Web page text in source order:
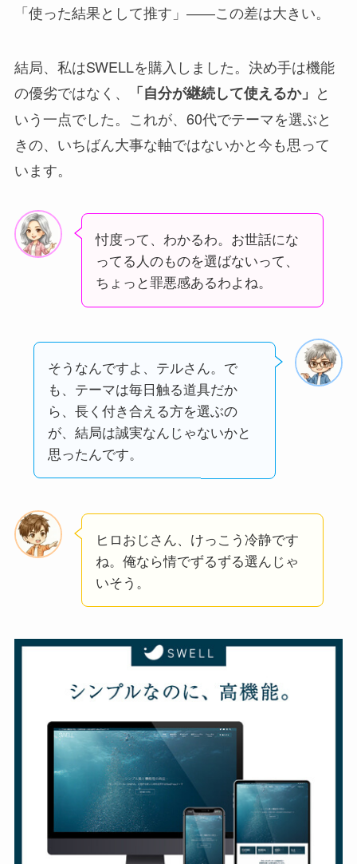
「使った結果として推す」――この差は大きい。
結局、私はSWELLを購入しました。決め手は機能
の優劣ではなく、
「自分が継続して使えるか」 と
いう一点でした。これが、60代でテーマを選ぶと
きの、いちばん大事な軸ではないかと今も思って
います。
忖度って、わかるわ。お世話にな
ってる人のものを選ばないって、
ちょっと罪悪感あるわよね。
そうなんですよ、テルさん。で
も、テーマは毎日触る道具だか
ら、長く付き合える方を選ぶの
が、結局は誠実なんじゃないかと
思ったんです。
ヒロおじさん、けっこう冷静です
ね。俺なら情でずるずる選んじゃ
いそう。